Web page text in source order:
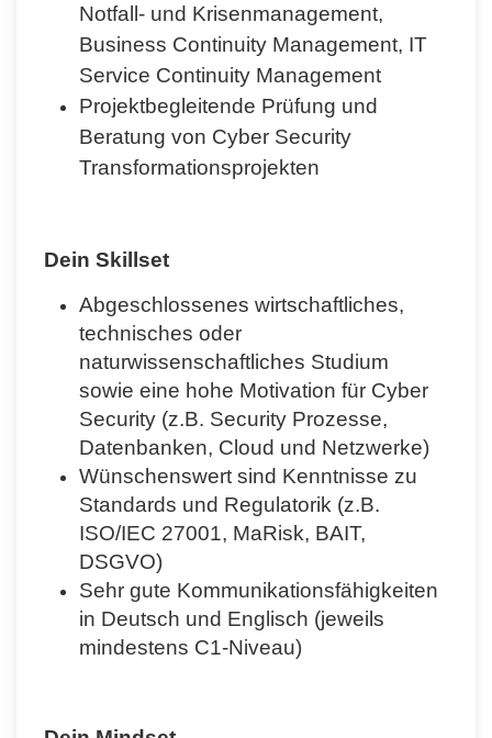
Notfall- und Krisenmanagement,
Business Continuity Management, IT
Service Continuity Management
Projektbegleitende Prüfung und
Beratung von Cyber Security
Transformationsprojekten
Dein Skillset
Abgeschlossenes wirtschaftliches,
technisches oder
naturwissenschaftliches Studium
sowie eine hohe Motivation für Cyber
Security (z.B. Security Prozesse,
Datenbanken, Cloud und Netzwerke)
Wünschenswert sind Kenntnisse zu
Standards und Regulatorik (z.B.
ISO/IEC 27001, MaRisk, BAIT,
DSGVO)
Sehr gute Kommunikationsfähigkeiten
in Deutsch und Englisch (jeweils
mindestens C1-Niveau)